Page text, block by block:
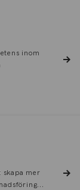
inom
mer